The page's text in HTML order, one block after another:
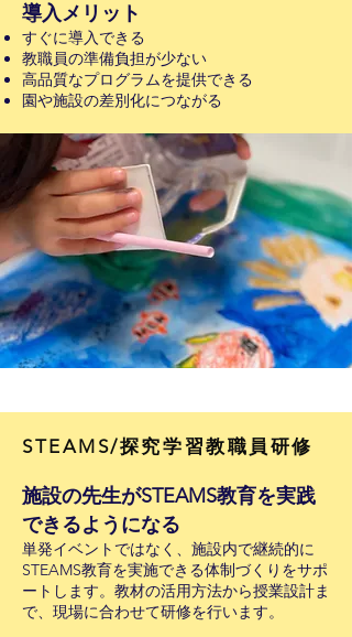
導入メリット
すぐに導入できる
教職員の準備負担が少ない
高品質なプログラムを提供できる
園や施設の差別化につながる
STEAMS/探究学習教職員研修
施設の先生がSTEAMS教育を実践
できるようになる
単発イベントではなく、施設内で継続的に
STEAMS教育を実施できる体制づくりをサポ
ートします。教材の活用方法から授業設計ま
で、現場に合わせて研修を行います。